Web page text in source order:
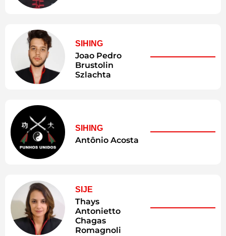
SIHING
Joao Pedro
Brustolin
Szlachta
SIHING
Antônio Acosta
SIJE
Thays
Antonietto
Chagas
Romagnoli